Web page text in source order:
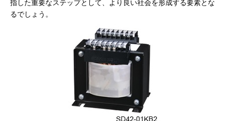
指した重要なステップとして、より良い社会を形成する要素とな
るでしょう。